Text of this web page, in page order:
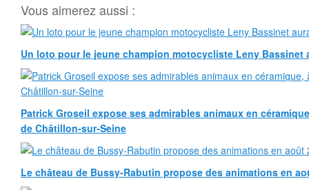
Vous aimerez aussi :
Un loto pour le jeune champion motocycliste Leny Bassinet
Patrick Groseil expose ses admirables animaux en
de Châtillon-sur-Seine
Le château de Bussy-Rabutin propose des animations en